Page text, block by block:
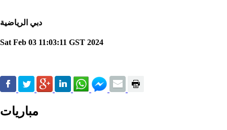
دبي الرياضية
Sat Feb 03 11:03:11 GST 2024
مباريات